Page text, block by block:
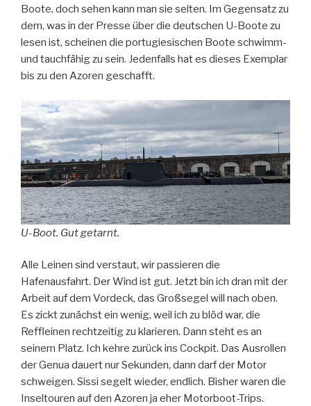
Boote, doch sehen kann man sie selten. Im Gegensatz zu
dem, was in der Presse über die deutschen U-Boote zu
lesen ist, scheinen die portugiesischen Boote schwimm-
und tauchfähig zu sein. Jedenfalls hat es dieses Exemplar
bis zu den Azoren geschafft.
U-Boot. Gut getarnt.
Alle Leinen sind verstaut, wir passieren die
Hafenausfahrt. Der Wind ist gut. Jetzt bin ich dran mit der
Arbeit auf dem Vordeck, das Großsegel will nach oben.
Es zickt zunächst ein wenig, weil ich zu blöd war, die
Reffleinen rechtzeitig zu klarieren. Dann steht es an
seinem Platz. Ich kehre zurück ins Cockpit. Das Ausrollen
der Genua dauert nur Sekunden, dann darf der Motor
schweigen. Sissi segelt wieder, endlich. Bisher waren die
Inseltouren auf den Azoren ja eher Motorboot-Trips.